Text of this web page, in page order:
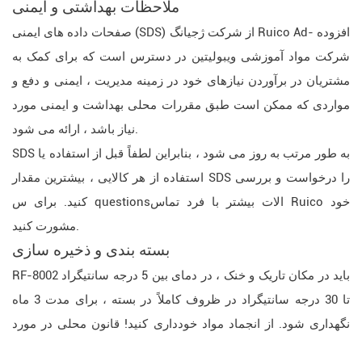
ملاحظات بهداشتی و ایمنی
صفحات داده های ایمنی (SDS) از شرکت ژجیانگ Ruico Ad- افزوده
شرکت مواد آموزشی ویبولیتین در دسترس است که برای کمک به
مشتریان در برآوردن نیازهای خود در زمینه مدیریت ، ایمنی و دفع و
مواردی که ممکن است طبق مقررات محلی بهداشت و ایمنی مورد
نیاز باشد ، ارائه می شود.
SDS به طور مرتب به روز می شود ، بنابراین لطفاً قبل از استفاده یا
استفاده از هر کالایی ، بیشترین مقدار SDS را درخواست و بررسی
کنید. برای س questionsالات بیشتر با فرد تماس Ruico خود
مشورت کنید.
بسته بندی و ذخیره سازی
RF-8002 باید در مکان تاریک و خنک ، در دمای بین 5 درجه سانتیگراد
تا 30 درجه سانتیگراد در ظروف کاملاً در بسته ، برای مدت 3 ماه
نگهداری شود. از انجماد مواد خودداری کنید! قانون محلی در مورد